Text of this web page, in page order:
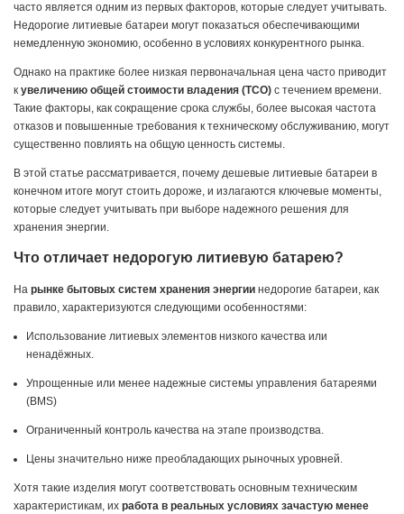
часто является одним из первых факторов, которые следует учитывать.
Недорогие литиевые батареи могут показаться обеспечивающими
немедленную экономию, особенно в условиях конкурентного рынка.
Однако на практике более низкая первоначальная цена часто приводит
к увеличению общей стоимости владения (TCO) с течением времени.
Такие факторы, как сокращение срока службы, более высокая частота
отказов и повышенные требования к техническому обслуживанию, могут
существенно повлиять на общую ценность системы.
В этой статье рассматривается, почему дешевые литиевые батареи в
конечном итоге могут стоить дороже, и излагаются ключевые моменты,
которые следует учитывать при выборе надежного решения для
хранения энергии.
Что отличает недорогую литиевую батарею?
На рынке бытовых систем хранения энергии недорогие батареи, как
правило, характеризуются следующими особенностями:
Использование литиевых элементов низкого качества или
ненадёжных.
Упрощенные или менее надежные системы управления батареями
(BMS)
Ограниченный контроль качества на этапе производства.
Цены значительно ниже преобладающих рыночных уровней.
Хотя такие изделия могут соответствовать основным техническим
характеристикам, их работа в реальных условиях зачастую менее